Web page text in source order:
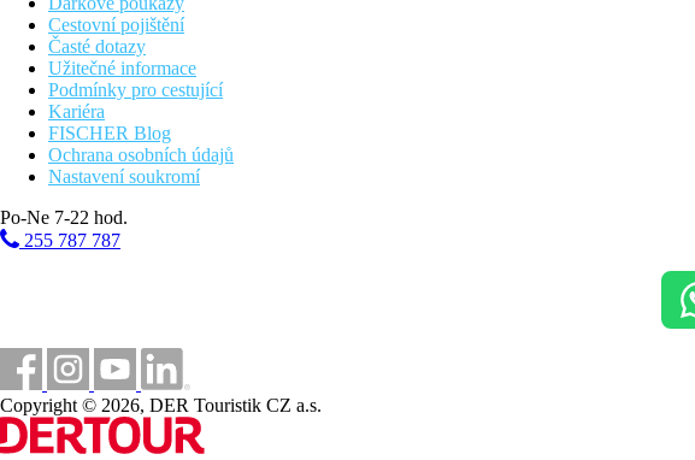
Cestovní pojištění
Časté dotazy
Užitečné informace
Podmínky pro cestující
Kariéra
FISCHER Blog
Ochrana osobních údajů
Nastavení soukromí
Po-Ne 7-22 hod.
255 787 787
Copyright © 2026, DER Touristik CZ a.s.